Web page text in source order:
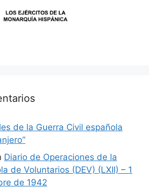
de la Guerra Civil española
Diario de Operaciones de la
de Voluntarios (DEV) (LXII) – 1
de 1942